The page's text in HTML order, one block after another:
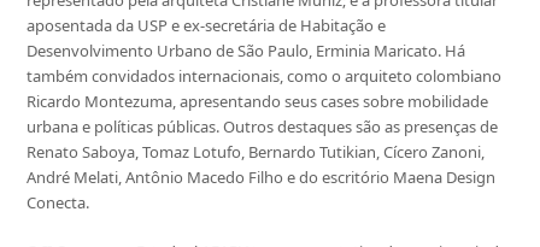
aposentada da USP e ex-secretária de Habitação e
Desenvolvimento Urbano de São Paulo, Erminia Maricato. Há
também convidados internacionais, como o arquiteto colombiano
Ricardo Montezuma, apresentando seus cases sobre mobilidade
urbana e políticas públicas. Outros destaques são as presenças de
Renato Saboya, Tomaz Lotufo, Bernardo Tutikian, Cícero Zanoni,
André Melati, Antônio Macedo Filho e do escritório Maena Design
Conecta.